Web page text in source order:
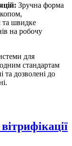
Зручна форма
та швидке
на робочу
для
стандартам
та дозволені до